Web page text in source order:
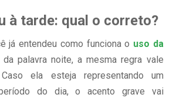
à tarde: qual o correto?
já entendeu como funciona o uso da
da palavra noite, a mesma regra vale
Caso ela esteja representando um
do dia, o acento grave vai